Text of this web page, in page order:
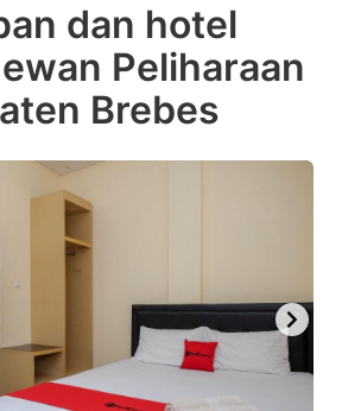
dan hotel
Peliharaan
Brebes